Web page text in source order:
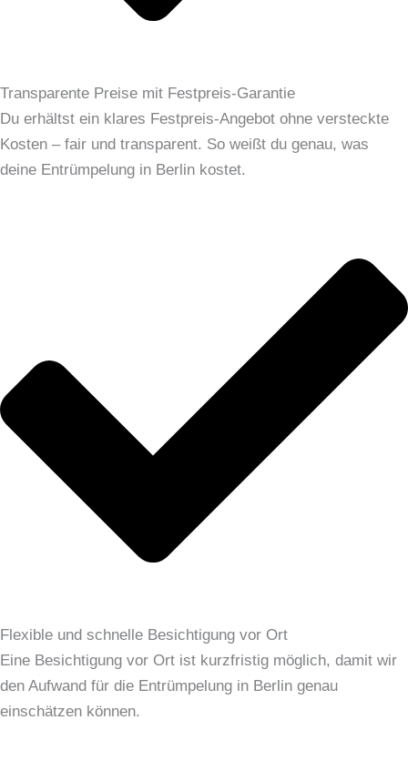
Transparente Preise mit Festpreis-Garantie
Du erhältst ein klares Festpreis-Angebot ohne versteckte
Kosten – fair und transparent. So weißt du genau, was
deine Entrümpelung in Berlin kostet.
Flexible und schnelle Besichtigung vor Ort
Eine Besichtigung vor Ort ist kurzfristig möglich, damit wir
den Aufwand für die Entrümpelung in Berlin genau
einschätzen können.